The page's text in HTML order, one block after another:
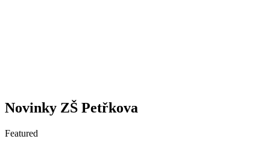
Novinky ZŠ Petřkova
Featured